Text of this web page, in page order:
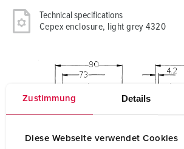
Zustimmung Details
Diese Webseite verwendet Cookies
Technical specifications
Cepex enclosure, light grey 4320